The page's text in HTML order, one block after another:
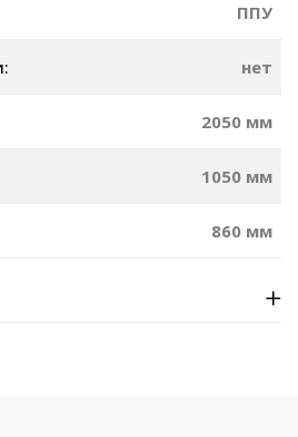
ППУ
нет
2050 мм
1050 мм
860 мм